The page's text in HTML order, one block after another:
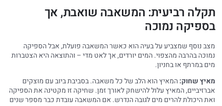
תקלה רביעית: המשאבה שואבת, אך
בספיקה נמוכה
מצב נוסף שמצביע על בעיה הוא כאשר המשאבה פועלת, אבל הספיקה
נמוכה בהרבה מהצפוי. המים יורדים, אך לאט מדי – והתוצאה היא הצטברות
מים במרתף או בחניון.
מאיץ שחוק:המאיץ הוא הלב של כל משאבה. בסביבת ביוב עם מוצקים
אברזיביים, המאיץ עלול להישחק לאורך זמן. שחיקה זו מקטינה את הספיקה
ואת היכולת להרים מים לגובה הנדרש. אם המשאבה עובדת כבר מספר שנים